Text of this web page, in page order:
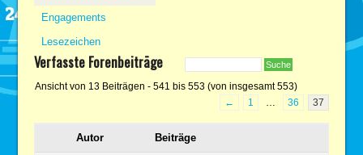
Engagements
Lesezeichen
Verfasste Forenbeiträge
Ansicht von 13 Beiträgen - 541 bis 553 (von insgesamt 553)
←
1 36 37
Autor Beiträge